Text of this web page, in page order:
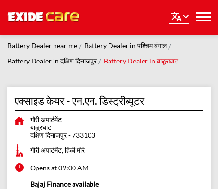
Battery Dealer near me
Battery Dealer in पश्चिम बंगाल
Battery Dealer in दक्षिण दिनाजपुर
Battery Dealer in बाळूरघाट
एक्साइड केयर - एन.एन. डिस्ट्रीब्यूटर
गौरी अपार्टमेंट
बाळूरघाट
दक्षिण दिनाजपुर-733103
गौरी अपार्टमेंट, हिळी मोरे
Opens at 09:00 AM
Bajaj Finance available